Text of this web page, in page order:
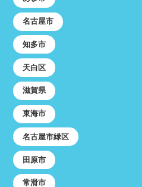
名古屋市
知多市
天白区
滋賀県
東海市
名古屋市緑区
田原市
常滑市